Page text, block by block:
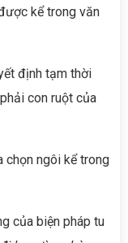
kể trong văn
định tạm thời
con ruột của
chọn ngôi kể trong
của biện pháp tu